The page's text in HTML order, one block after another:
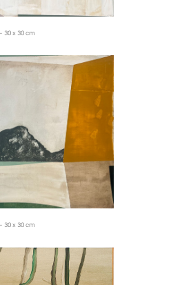
30 x 30 cm
30 x 30 cm